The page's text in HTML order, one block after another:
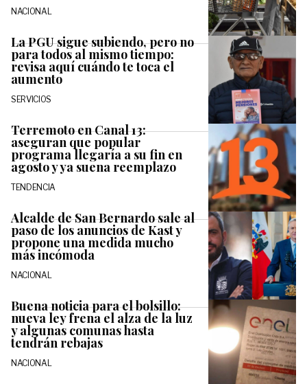
NACIONAL
La PGU sigue subiendo, pero no
para todos al mismo tiempo:
revisa aquí cuándo te toca el
aumento
SERVICIOS
Terremoto en Canal 13:
aseguran que popular
programa llegaría a su fin en
agosto y ya suena reemplazo
TENDENCIA
Alcalde de San Bernardo sale al
paso de los anuncios de Kast y
propone una medida mucho
más incómoda
NACIONAL
Buena noticia para el bolsillo:
nueva ley frena el alza de la luz
y algunas comunas hasta
tendrán rebajas
NACIONAL